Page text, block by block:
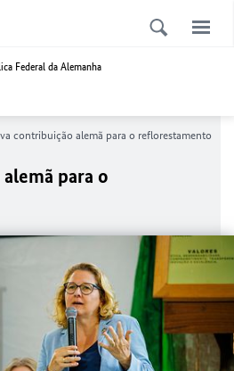
Federal da Alemanha
contribuição alemã para o reflorestamento
para o